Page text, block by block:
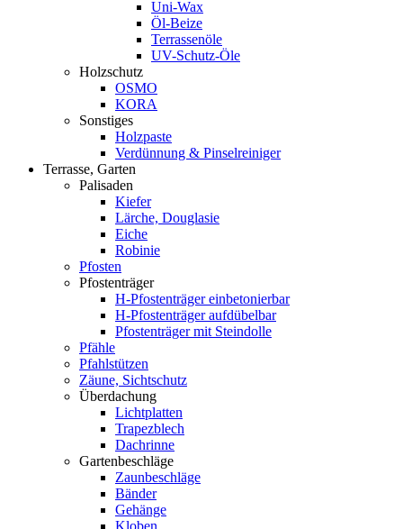
Uni-Wax
Öl-Beize
Terrassenöle
UV-Schutz-Öle
Holzschutz
OSMO
KORA
Sonstiges
Holzpaste
Verdünnung & Pinselreiniger
Terrasse, Garten
Palisaden
Kiefer
Lärche, Douglasie
Eiche
Robinie
Pfosten
Pfostenträger
H-Pfostenträger einbetonierbar
H-Pfostenträger aufdübelbar
Pfostenträger mit Steindolle
Pfähle
Pfahlstützen
Zäune, Sichtschutz
Überdachung
Lichtplatten
Trapezblech
Dachrinne
Gartenbeschläge
Zaunbeschläge
Bänder
Gehänge
Kloben